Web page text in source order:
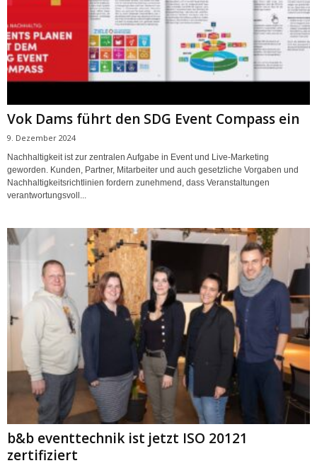
Vok Dams führt den SDG Event Compass ein
9. Dezember 2024
Nachhaltigkeit ist zur zentralen Aufgabe in Event und Live-Marketing
geworden. Kunden, Partner, Mitarbeiter und auch gesetzliche Vorgaben und
Nachhaltigkeitsrichtlinien fordern zunehmend, dass Veranstaltungen
verantwortungsvoll...
b&b eventtechnik ist jetzt ISO 20121
zertifiziert